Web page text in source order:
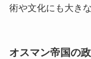
術や文化にも大き
オスマン帝国の